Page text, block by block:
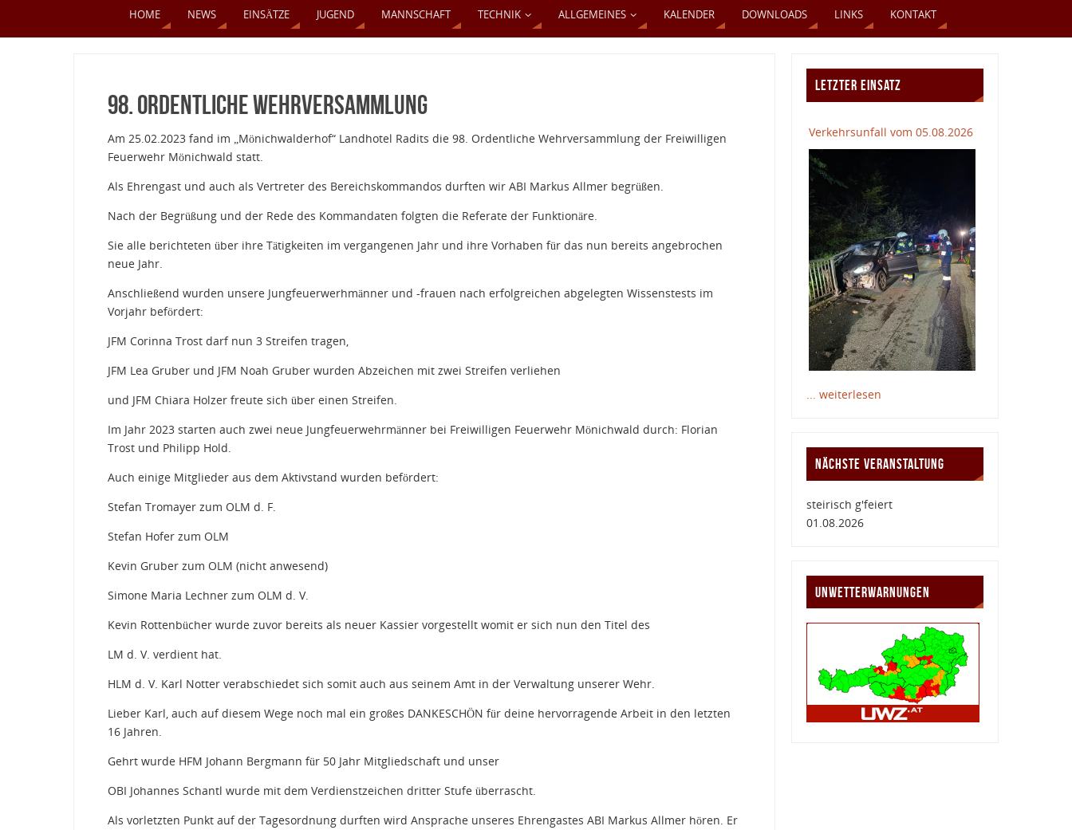
HOME NEWS EINSÄTZE JUGEND MANNSCHAFT TECHNIK ALLGEMEINES KALENDER DOWNLOADS LINKS KONTAKT
98. ordentliche Wehrversammlung
Am 25.02.2023 fand im „Mönichwalderhof“ Landhotel Radits die 98. Ordentliche Wehrversammlung der Freiwilligen
Feuerwehr Mönichwald statt.
Als Ehrengast und auch als Vertreter des Bereichskommandos durften wir ABI Markus Allmer begrüßen.
Nach der Begrüßung und der Rede des Kommandaten folgten die Referate der Funktionäre.
Sie alle berichteten über ihre Tätigkeiten im vergangenen Jahr und ihre Vorhaben für das nun bereits angebrochen
neue Jahr.
Anschließend wurden unsere Jungfeuerwerhmänner und -frauen nach erfolgreichen abgelegten Wissenstests im
Vorjahr befördert:
JFM Corinna Trost darf nun 3 Streifen tragen,
JFM Lea Gruber und JFM Noah Gruber wurden Abzeichen mit zwei Streifen verliehen
und JFM Chiara Holzer freute sich über einen Streifen.
Im Jahr 2023 starten auch zwei neue Jungfeuerwehrmänner bei Freiwilligen Feuerwehr Mönichwald durch: Florian
Trost und Philipp Hold.
Auch einige Mitglieder aus dem Aktivstand wurden befördert:
Stefan Tromayer zum OLM d. F.
Stefan Hofer zum OLM
Kevin Gruber zum OLM (nicht anwesend)
Simone Maria Lechner zum OLM d. V.
Kevin Rottenbücher wurde zuvor bereits als neuer Kassier vorgestellt womit er sich nun den Titel des
LM d. V. verdient hat.
HLM d. V. Karl Notter verabschiedet sich somit auch aus seinem Amt in der Verwaltung unserer Wehr.
Lieber Karl, auch auf diesem Wege noch mal ein großes DANKESCHÖN für deine hervorragende Arbeit in den letzten
16 Jahren.
Gehrt wurde HFM Johann Bergmann für 50 Jahr Mitgliedschaft und unser
OBI Johannes Schantl wurde mit dem Verdienstzeichen dritter Stufe überrascht.
Als vorletzten Punkt auf der Tagesordnung durften wird Ansprache unseres Ehrengastes ABI Markus Allmer hören. Er
LETZTER EINSATZ
Verkehrsunfall vom 05.08.2026
... weiterlesen
NÄCHSTE VERANSTALTUNG
steirisch g'feiert
01.08.2026
UNWETTERWARNUNGEN